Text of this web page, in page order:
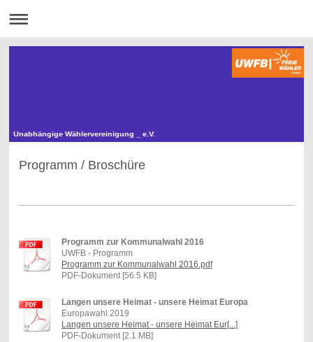
Unabhängige Wählervereinigung _ e.V.
Programm / Broschüre
Programm zur Kommunalwahl 2016
UWFB - Programm
Programm zur Kommunalwahl 2016.pdf
PDF-Dokument [56.5 KB]
Langen unsere Heimat - unsere Heimat Europa
Europawahl 2019
Langen unsere Heimat - unsere Heimat Eur[...]
PDF-Dokument [2.1 MB]